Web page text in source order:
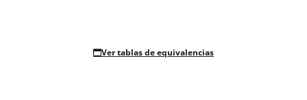
Ver tablas de equivalencias